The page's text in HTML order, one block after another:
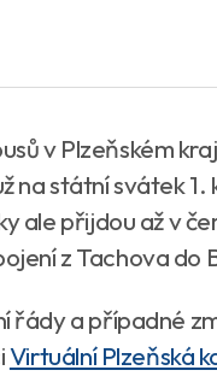
v Plzeňském
na státní svátek 1.
ale přijdou až v
z Tachova do
řády a případné
Virtuální Plzeňská